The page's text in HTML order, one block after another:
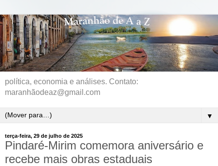
política, economia e análises. Contato:
maranhãodeaz@gmail.com
▼
terça-feira, 29 de julho de 2025
Pindaré-Mirim comemora aniversário e
recebe mais obras estaduais